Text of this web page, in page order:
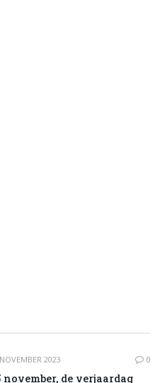
2023 0
november, de verjaardag